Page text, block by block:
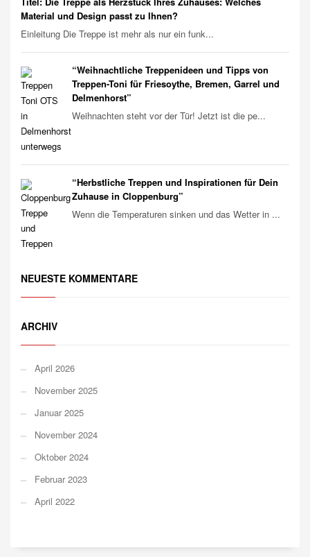
Material und Design passt zu Ihnen?
Einleitung Die Treppe ist mehr als nur ein funk...
“Weihnachtliche Treppenideen und Tipps von
Treppen-Toni für Friesoythe, Bremen, Garrel und
Delmenhorst”
Weihnachten steht vor der Tür! Jetzt ist die pe...
“Herbstliche Treppen und Inspirationen für Dein
Zuhause in Cloppenburg”
Wenn die Temperaturen sinken und das Wetter in ...
NEUESTE KOMMENTARE
ARCHIV
April 2026
November 2025
Januar 2025
November 2024
Oktober 2024
Februar 2023
April 2022